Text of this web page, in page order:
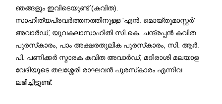
ഞങ്ങളും ഇവിടെയുണ്ട് (കവിത).
സാഹിത്യപ്രവർത്തനത്തിനുള്ള 'എൻ. മൊയ്തുമാസ്റ്റർ'
അവാർഡ്, യുവകലാസാഹിതി സി.കെ. ചന്ദ്രപ്പൻ കവിത
പുരസ്‌കാരം, പാം അക്ഷരതൂലിക പുരസ്‌കാരം, സി. ആർ.
പി. പണിക്കർ സ്മാരക കവിത അവാർഡ്, മദിരാശി മലയാള
വേദിയുടെ തലശ്ശേരി രാഘവൻ പുരസ്‌കാരം എന്നിവ
ലഭിച്ചിട്ടുണ്ട്.